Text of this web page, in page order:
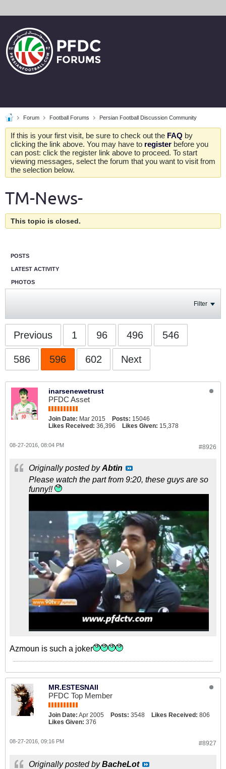
Forum Football Forums Persian Football Discussion Community
If this is your first visit, be sure to check out the FAQ by
clicking the link above. You may have to register before you
can post: click the register link above to proceed. To start
viewing messages, select the forum that you want to visit from
the selection below.
TM-News-
This topic is closed.
POSTS
LATEST ACTIVITY
PHOTOS
Filter
Previous 1 96 496 546
586 596 602 Next
inarsenewetrust
PFDC Asset
Join Date: Mar 2015 Posts: 15046
Likes Received: 36,396 Likes Given: 15,378
#8926
08-27-2016, 08:04 PM
Originally posted byAbtin
Please watch the part from 9:20, these guys are so
funny!!
Azmoun is such a joker
MR.ESTESNAII
PFDC Top Member
Join Date: Apr 2005 Posts: 3548 Likes Received: 806
Likes Given: 376
#8927
08-27-2016, 09:16 PM
Originally posted byBacheLot